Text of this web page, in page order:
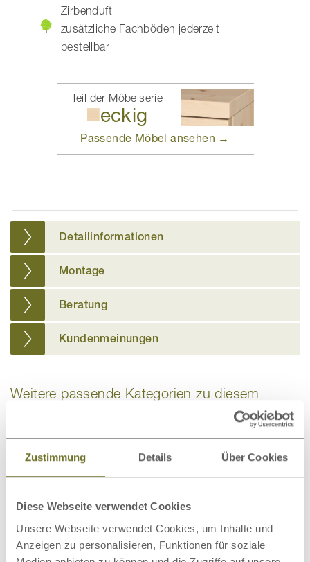
Zustimmung Details Über Cookies
Diese Webseite verwendet Cookies
Unsere Webseite verwendet Cookies, um Inhalte und
Anzeigen zu personalisieren, Funktionen für soziale
Zirbenduft
zusätzliche Fachböden jederzeit
bestellbar
Teil der Möbelserie
eckig
Passende Möbelansehen →
Detailinformationen
Montage
Beratung
Kundenmeinungen
Weitere passende Kategorien zu diesem
Bio-Bettwäsche